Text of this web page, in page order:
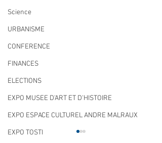
Science
URBANISME
CONFERENCE
FINANCES
ELECTIONS
EXPO MUSEE D'ART ET D'HISTOIRE
EXPO ESPACE CULTUREL ANDRE MALRAUX
EXPO TOSTI